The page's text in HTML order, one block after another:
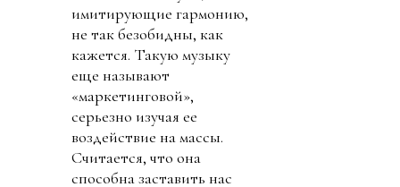
имитирующие гармонию,
не так безобидны, как
кажется. Такую музыку
еще называют
«маркетинговой»,
серьезно изучая ее
воздействие на массы.
Считается, что она
способна заставить нас